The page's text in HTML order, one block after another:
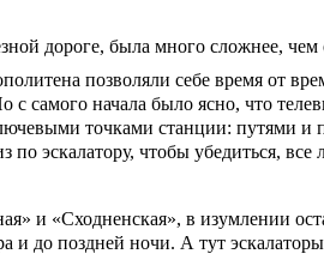
дороге, была много сложнее,
позволяли себе время от
самого начала было ясно, что
точками станции:
по эскалатору, чтобы убедиться,
и «Сходненская», в изумлении
до поздней ночи. А тут